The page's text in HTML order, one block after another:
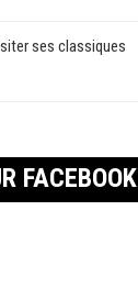
ses classiques
FACEBOOK